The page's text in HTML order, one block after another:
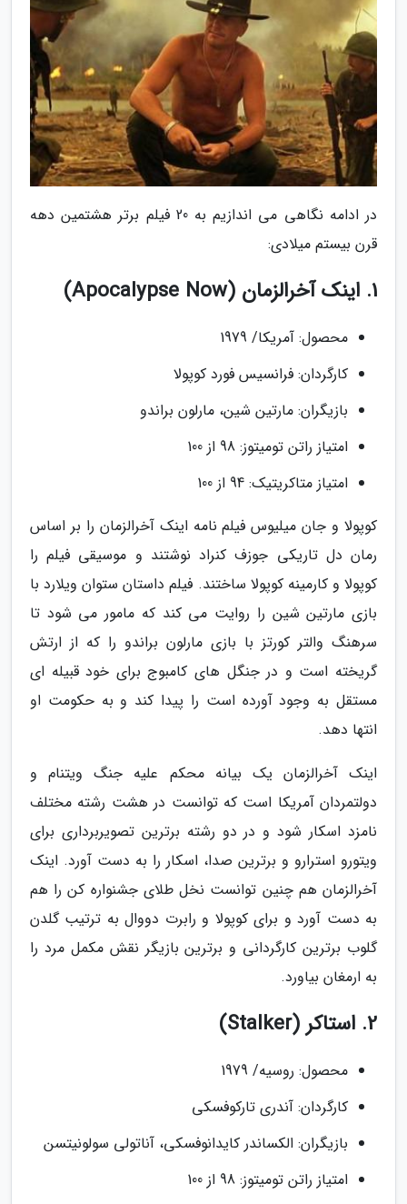
در ادامه نگاهی می اندازیم به 20 فیلم برتر هشتمین دهه
قرن بیستم میلادی:
1. اینک آخرالزمان (Apocalypse Now)
محصول: آمریکا/ 1979
کارگردان: فرانسیس فورد کوپولا
بازیگران: مارتین شین، مارلون براندو
امتیاز راتن تومیتوز: 98 از 100
امتیاز متاکریتیک: 94 از 100
کوپولا و جان میلیوس فیلم نامه اینک آخرالزمان را بر اساس
رمان دل تاریکی جوزف کنراد نوشتند و موسیقی فیلم را
کوپولا و کارمینه کوپولا ساختند. فیلم داستان ستوان ویلارد با
بازی مارتین شین را روایت می کند که مامور می شود تا
سرهنگ والتر کورتز با بازی مارلون براندو را که از ارتش
گریخته است و در جنگل های کامبوج برای خود قبیله ای
مستقل به وجود آورده است را پیدا کند و به حکومت او
انتها دهد.
اینک آخرالزمان یک بیانه محکم علیه جنگ ویتنام و
دولتمردان آمریکا است که توانست در هشت رشته مختلف
نامزد اسکار شود و در دو رشته برترین تصویربرداری برای
ویتورو استرارو و برترین صدا، اسکار را به دست آورد. اینک
آخرالزمان هم چنین توانست نخل طلای جشنواره کن را هم
به دست آورد و برای کوپولا و رابرت دووال به ترتیب گلدن
گلوب برترین کارگردانی و برترین بازیگر نقش مکمل مرد را
به ارمغان بیاورد.
2. استاکر (Stalker)
محصول: روسیه/ 1979
کارگردان: آندری تارکوفسکی
بازیگران: الکساندر کایدانوفسکی، آناتولی سولونیتسن
امتیاز راتن تومیتوز: 98 از 100